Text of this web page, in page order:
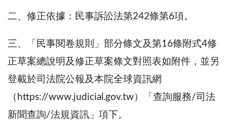
二、修正依據：民事訴訟法第242條第6項。
三、「民事閱卷規則」部分條文及第16條附式4修
正草案總說明及修正草案條文對照表如附件，並另
登載於司法院公報及本院全球資訊網
（https://www.judicial.gov.tw）「查詢服務/司法
新聞查詢/法規資訊」項下。